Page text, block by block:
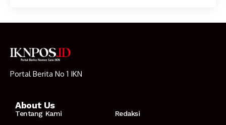
Portal Berita No 1 IKN
About Us
Tentang Kami
Redaksi